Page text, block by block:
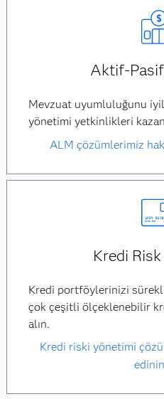
Aktif-
Mevzuat uyumluluğunu
yönetimi yetkinlikleri
ALM çözümlerimiz
Kredi
Kredi portföylerinizi
çok çeşitli ölçeklenebilir
alın.
Kredi riski yönetimi
edinin